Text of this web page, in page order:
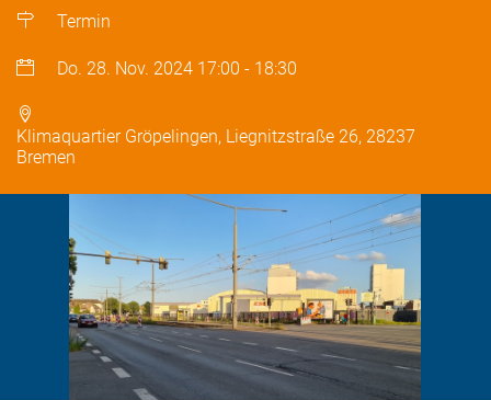
Termin
Do. 28. Nov. 2024 17:00 - 18:30
Klimaquartier Gröpelingen, Liegnitzstraße 26, 28237
Bremen